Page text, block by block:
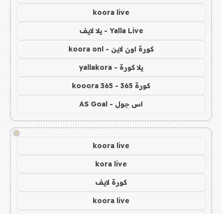
koora live
Yalla Live - يلا لايف
كورة اون لاين - koora onl
يلا كورة - yallakora
كورة 365 - kooora 365
اس جول - AS Goal
!
koora live
kora live
كورة لايف
koora live